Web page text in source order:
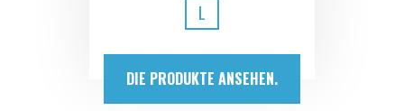
L
DIE PRODUKTE ANSEHEN.